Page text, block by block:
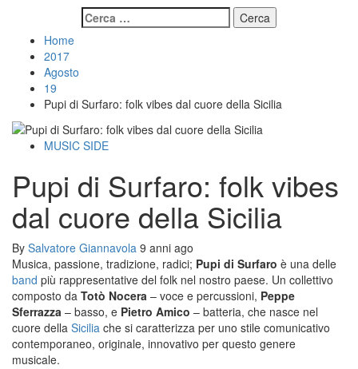
Ricerca
per:
Home
2017
Agosto
19
Pupi di Surfaro: folk vibes dal cuore della Sicilia
MUSIC SIDE
Pupi di Surfaro: folk vibes
dal cuore della Sicilia
By Salvatore Giannavola 9 anni ago
Musica, passione, tradizione, radici; Pupi di Surfaro è una delle
band più rappresentative del folk nel nostro paese. Un collettivo
composto da Totò Nocera – voce e percussioni, Peppe
Sferrazza – basso, e Pietro Amico – batteria, che nasce nel
cuore della Sicilia che si caratterizza per uno stile comunicativo
contemporaneo, originale, innovativo per questo genere
musicale.